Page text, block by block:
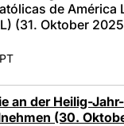
de América
(31. Oktober
PT
an der Heilig-
(30.